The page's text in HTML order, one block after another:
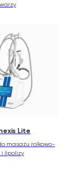
Lite
masażu rolkowo-
i lipolizy